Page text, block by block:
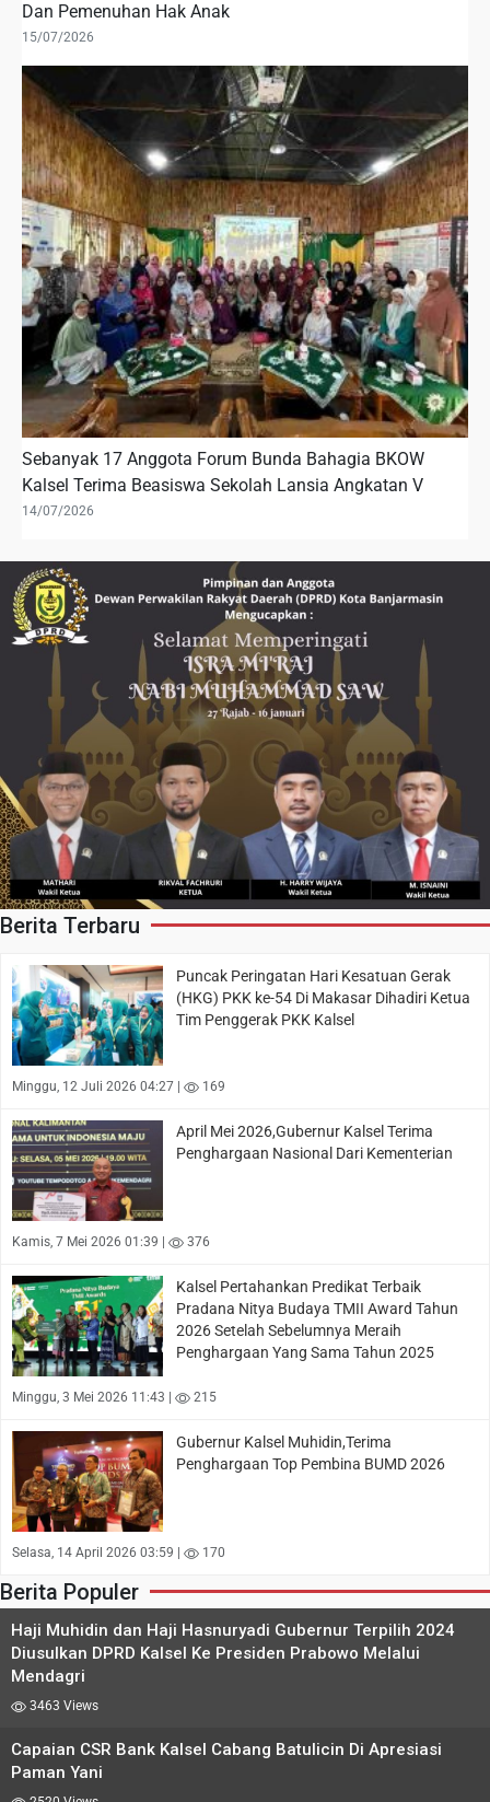
Dan Pemenuhan Hak Anak
15/07/2026
Sebanyak 17 Anggota Forum Bunda Bahagia BKOW
Kalsel Terima Beasiswa Sekolah Lansia Angkatan V
14/07/2026
Berita Terbaru
Puncak Peringatan Hari Kesatuan Gerak
(HKG) PKK ke-54 Di Makasar Dihadiri Ketua
Tim Penggerak PKK Kalsel
Minggu, 12 Juli 2026 04:27 | 169
April Mei 2026,Gubernur Kalsel Terima
Penghargaan Nasional Dari Kementerian
Kamis, 7 Mei 2026 01:39 | 376
Kalsel Pertahankan Predikat Terbaik
Pradana Nitya Budaya TMII Award Tahun
2026 Setelah Sebelumnya Meraih
Penghargaan Yang Sama Tahun 2025
Minggu, 3 Mei 2026 11:43 | 215
Gubernur Kalsel Muhidin,Terima
Penghargaan Top Pembina BUMD 2026
Selasa, 14 April 2026 03:59 | 170
Berita Populer
Haji Muhidin dan Haji Hasnuryadi Gubernur Terpilih 2024
Diusulkan DPRD Kalsel Ke Presiden Prabowo Melalui
Mendagri
3463 Views
Capaian CSR Bank Kalsel Cabang Batulicin Di Apresiasi
Paman Yani